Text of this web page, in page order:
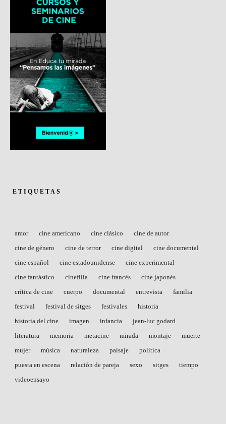
ETIQUETAS
amor cine americano cine clásico
cine de autor
cine de género
cine de terror cine digital
cine documental
cine español
cine estadounidense
cine experimental
cine fantástico
cinefilia cine francés
cine japonés
crítica de cine
cuerpo documental entrevista
familia
festival
festival de sitges festivales
historia
historia del cine
imagen infancia
jean-luc godard
literatura
memoria metacine mirada montaje
muerte
mujer
música naturaleza paisaje
política
puesta en escena
relación de pareja sexo sitges
tiempo
videoensayo